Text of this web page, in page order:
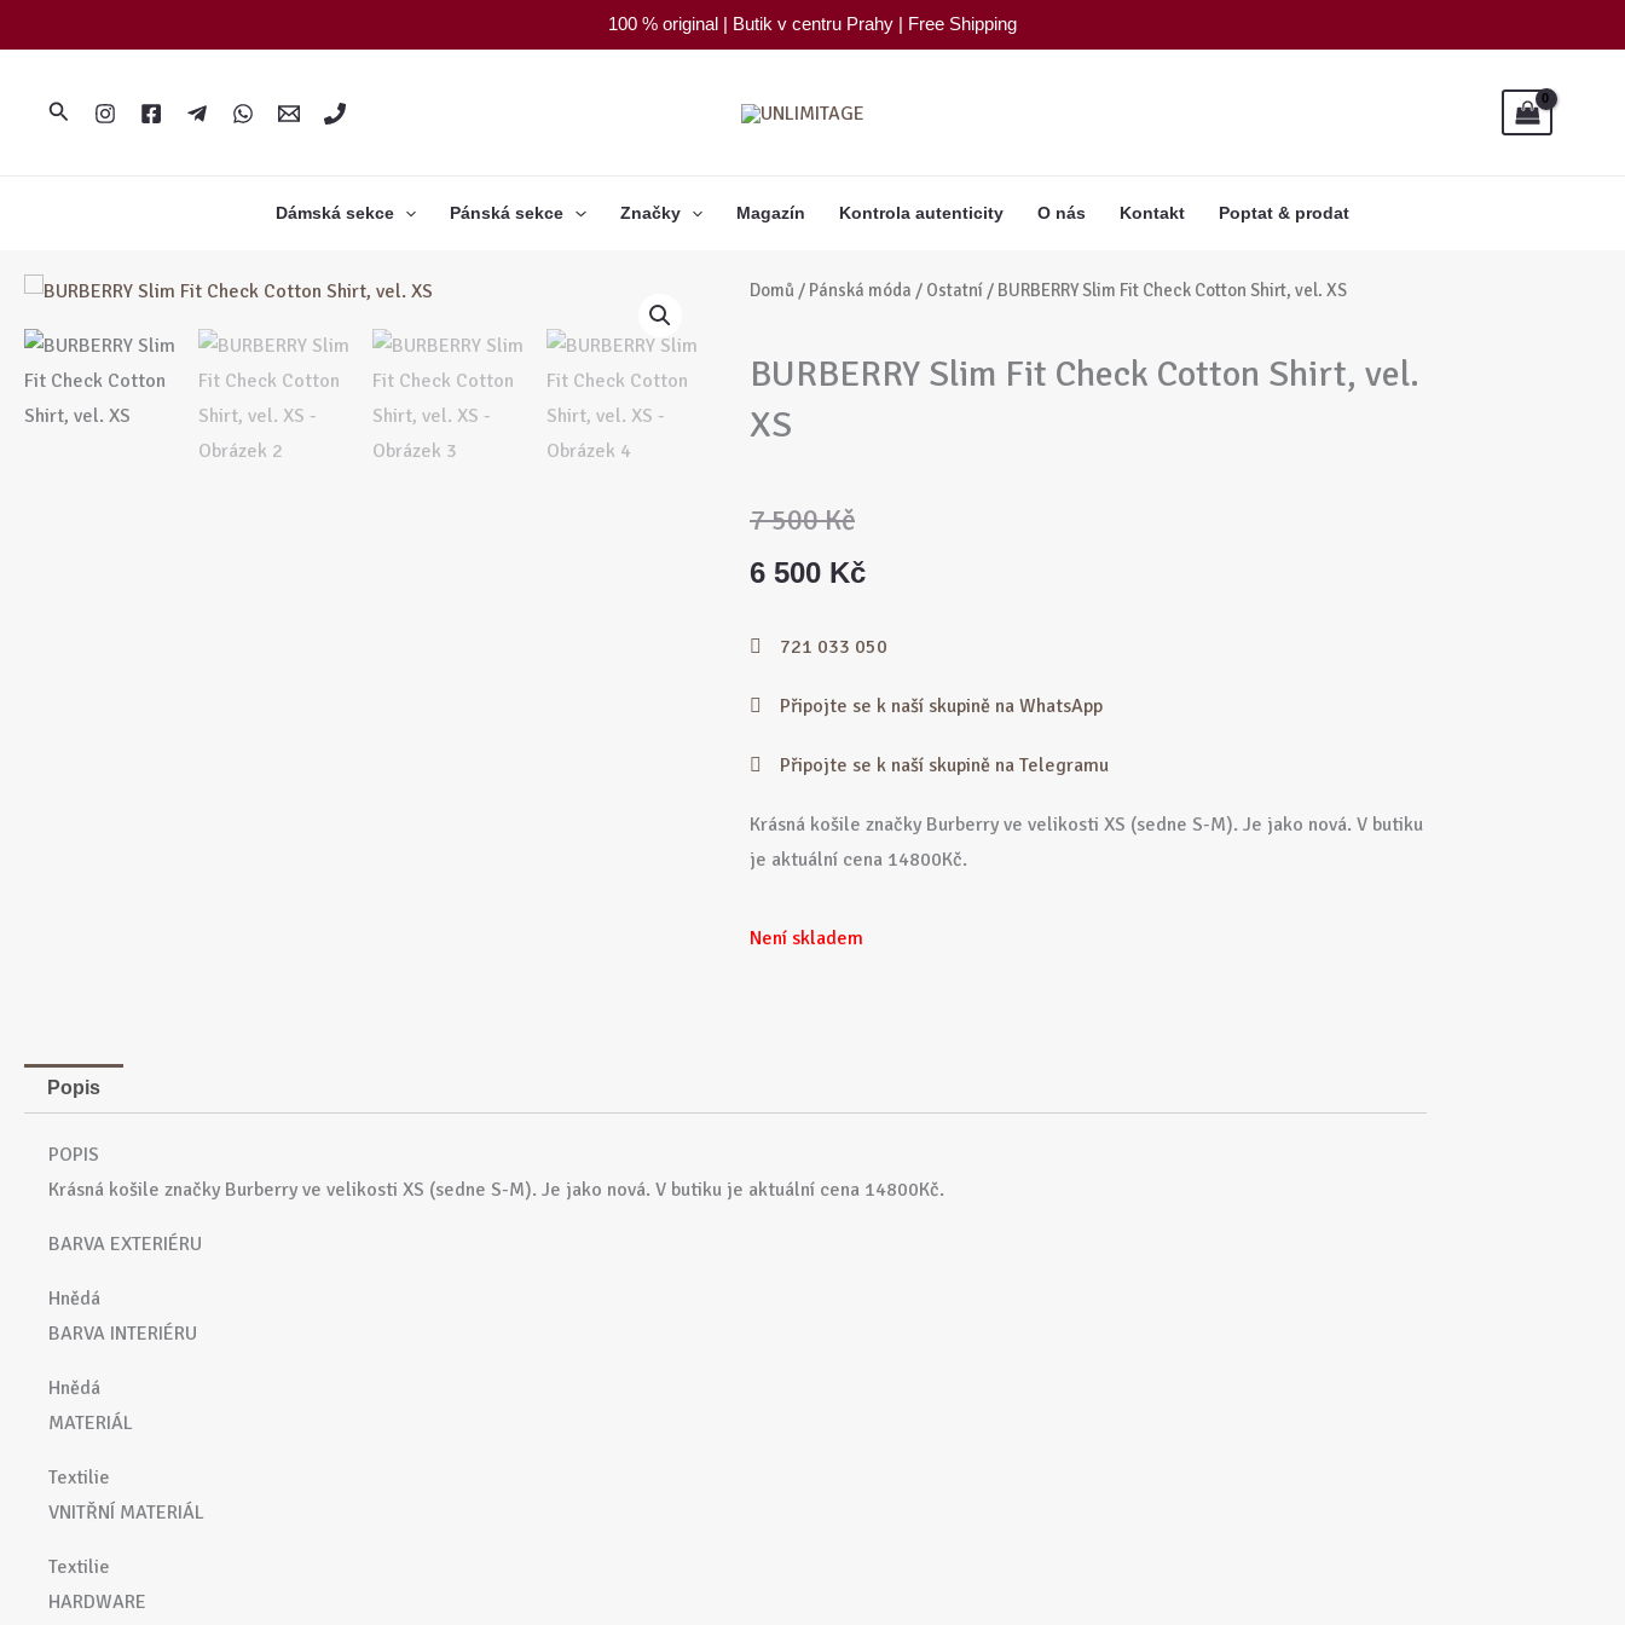
100 % original | Butik v centru Prahy | Free Shipping
na
Hledat
Dámská sekce Pánská sekce Značky Magazín Kontrola autenticity O nás Kontakt Poptat & prodat
Domů / Pánská móda / Ostatní / BURBERRY Slim Fit Check Cotton Shirt, vel. XS
BURBERRY Slim Fit Check Cotton Shirt, vel.
XS
7 500Kč
Původní
cena
6 500 Kč
Aktuální
cena
721 033 050
Připojte se k naší skupině na WhatsApp
Připojte se k naší skupině na Telegramu
Krásná košile značky Burberry ve velikosti XS (sedne S-M). Je jako nová. V butiku
je aktuální cena 14800Kč.
Není skladem
Popis
POPIS
Krásná košile značky Burberry ve velikosti XS (sedne S-M). Je jako nová. V butiku je aktuální cena 14800Kč.
BARVA EXTERIÉRU
Hnědá
BARVA INTERIÉRU
Hnědá
MATERIÁL
Textilie
VNITŘNÍ MATERIÁL
Textilie
HARDWARE